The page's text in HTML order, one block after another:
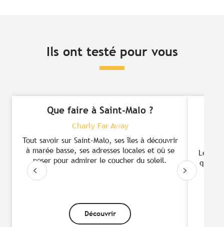
Ils ont testé pour vous
Que faire à Saint-Malo ?
Charly Far Away
Tout savoir sur Saint-Malo, ses îles à découvrir
à marée basse, ses adresses locales et où se
poser pour admirer le coucher du soleil.
Découvrir
Le
quitté